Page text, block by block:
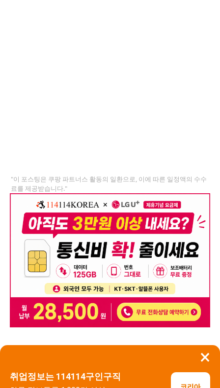
×
취업정보는 114114구인구직
"이 포스팅은 쿠팡 파트너스 활동의 일환으로, 이에 따른 일정액의 수수
료를 제공받습니다."